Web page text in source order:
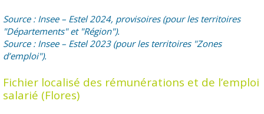
Source : Insee – Estel 2024, provisoires (pour les territoires
"Départements" et "Région").
Source : Insee – Estel 2023 (pour les territoires "Zones
d’emploi").
Fichier localisé des rémunérations et de l’emploi
salarié (Flores)